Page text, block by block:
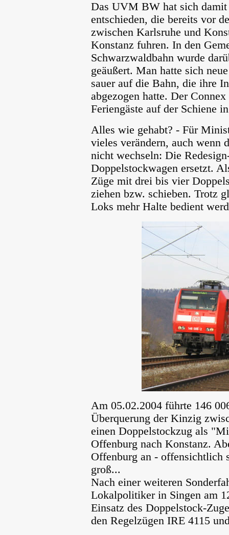
Das UVM BW hat sich
entschieden, die bereits vor
zwischen Karlsruhe und
Konstanz fuhren. In den
Schwarzwaldbahn wurde
geäußert. Man hatte sich
sauer auf die Bahn, die ihre
abgezogen hatte. Der
Feriengäste auf der Schiene
Alles wie gehabt? - Für
vieles verändern, auch wenn
nicht wechseln: Die
Doppelstockwagen ersetzt.
Züge mit drei bis vier
ziehen bzw. schieben. Trotz
Loks mehr Halte bedient
Am 05.02.2004 führte 146
Überquerung der Kinzig
einen Doppelstockzug als
Offenburg nach Konstanz.
Offenburg an - offensichtlich
groß...
Nach einer weiteren
Lokalpolitiker in Singen am
Einsatz des Doppelstock-
den Regelzügen IRE 4115